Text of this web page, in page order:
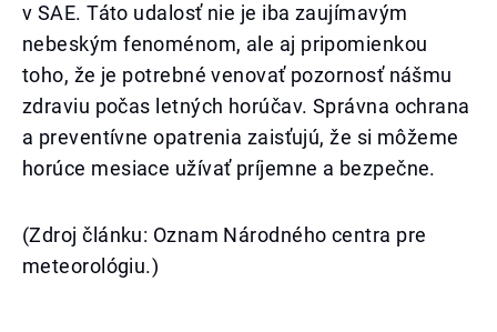
v SAE. Táto udalosť nie je iba zaujímavým
nebeským fenoménom, ale aj pripomienkou
toho, že je potrebné venovať pozornosť nášmu
zdraviu počas letných horúčav. Správna ochrana
a preventívne opatrenia zaisťujú, že si môžeme
horúce mesiace užívať príjemne a bezpečne.
(Zdroj článku: Oznam Národného centra pre
meteorológiu.)